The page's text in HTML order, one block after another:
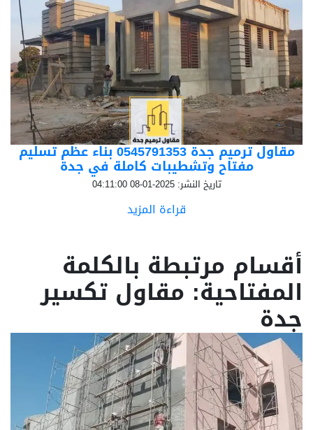
مقاول ترميم جدة 0545791353 بناء عظم تسليم
مفتاح وتشطيبات كاملة في جدة
تاريخ النشر: 2025-01-08 04:11:00
قراءة المزيد
أقسام مرتبطة بالكلمة
المفتاحية: مقاول تكسير
جدة